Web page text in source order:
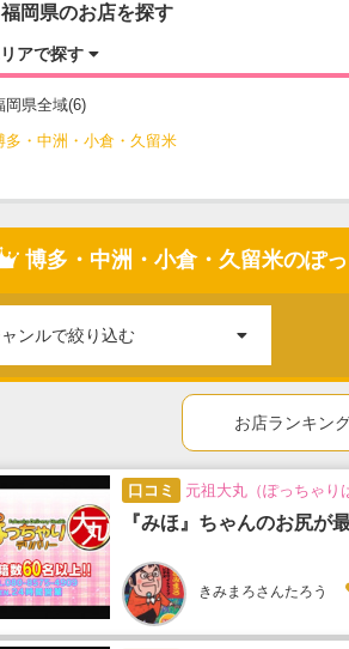
福岡県のお店を探す
アで探す
岡県全域(6)
多・中洲・小倉・久留米
博多・中洲・小倉・久留米のぽ
ンルで絞り込む
お店ランキン
口コミ 元祖大丸（ぽっちゃり
『みほ』ちゃんのお尻が
きみまろさんたろう